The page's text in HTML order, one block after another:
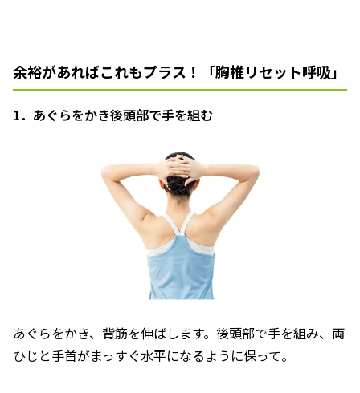
余裕があればこれもプラス！「胸椎リセット呼吸」
1．あぐらをかき後頭部で手を組む
あぐらをかき、背筋を伸ばします。後頭部で手を組み、両
ひじと手首がまっすぐ水平になるように保って。